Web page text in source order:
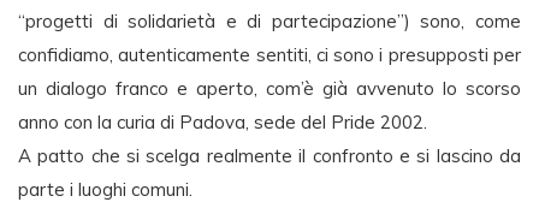
“progetti di solidarietà e di partecipazione”) sono, come
confidiamo, autenticamente sentiti, ci sono i presupposti per
un dialogo franco e aperto, com’è già avvenuto lo scorso
anno con la curia di Padova, sede del Pride 2002.
A patto che si scelga realmente il confronto e si lascino da
parte i luoghi comuni.